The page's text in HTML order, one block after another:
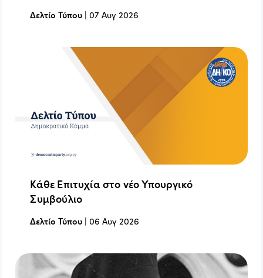
Δελτίο Τύπου |07 Αυγ 2026
Κάθε Επιτυχία στο νέο Υπουργικό
Συμβούλιο
Δελτίο Τύπου |06 Αυγ 2026